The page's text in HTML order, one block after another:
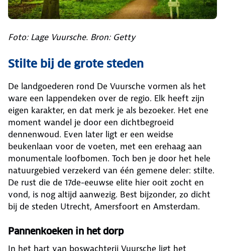
Foto: Lage Vuursche. Bron: Getty
Stilte bij de grote steden
De landgoederen rond De Vuursche vormen als het
ware een lappendeken over de regio. Elk heeft zijn
eigen karakter, en dat merk je als bezoeker. Het ene
moment wandel je door een dichtbegroeid
dennenwoud. Even later ligt er een weidse
beukenlaan voor de voeten, met een erehaag aan
monumentale loofbomen. Toch ben je door het hele
natuurgebied verzekerd van één gemene deler: stilte.
De rust die de 17de-eeuwse elite hier ooit zocht en
vond, is nog altijd aanwezig. Best bijzonder, zo dicht
bij de steden Utrecht, Amersfoort en Amsterdam.
Pannenkoeken in het dorp
In het hart van boswachterij Vuursche ligt het